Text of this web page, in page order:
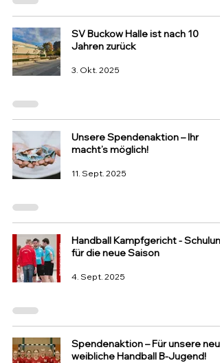
SV Buckow Halle ist nach 10
Jahren zurück
3. Okt. 2025
Unsere Spendenaktion – Ihr
macht’s möglich!
11. Sept. 2025
Handball Kampfgericht - Schulung
für die neue Saison
4. Sept. 2025
Spendenaktion – Für unsere neue
weibliche Handball B-Jugend!